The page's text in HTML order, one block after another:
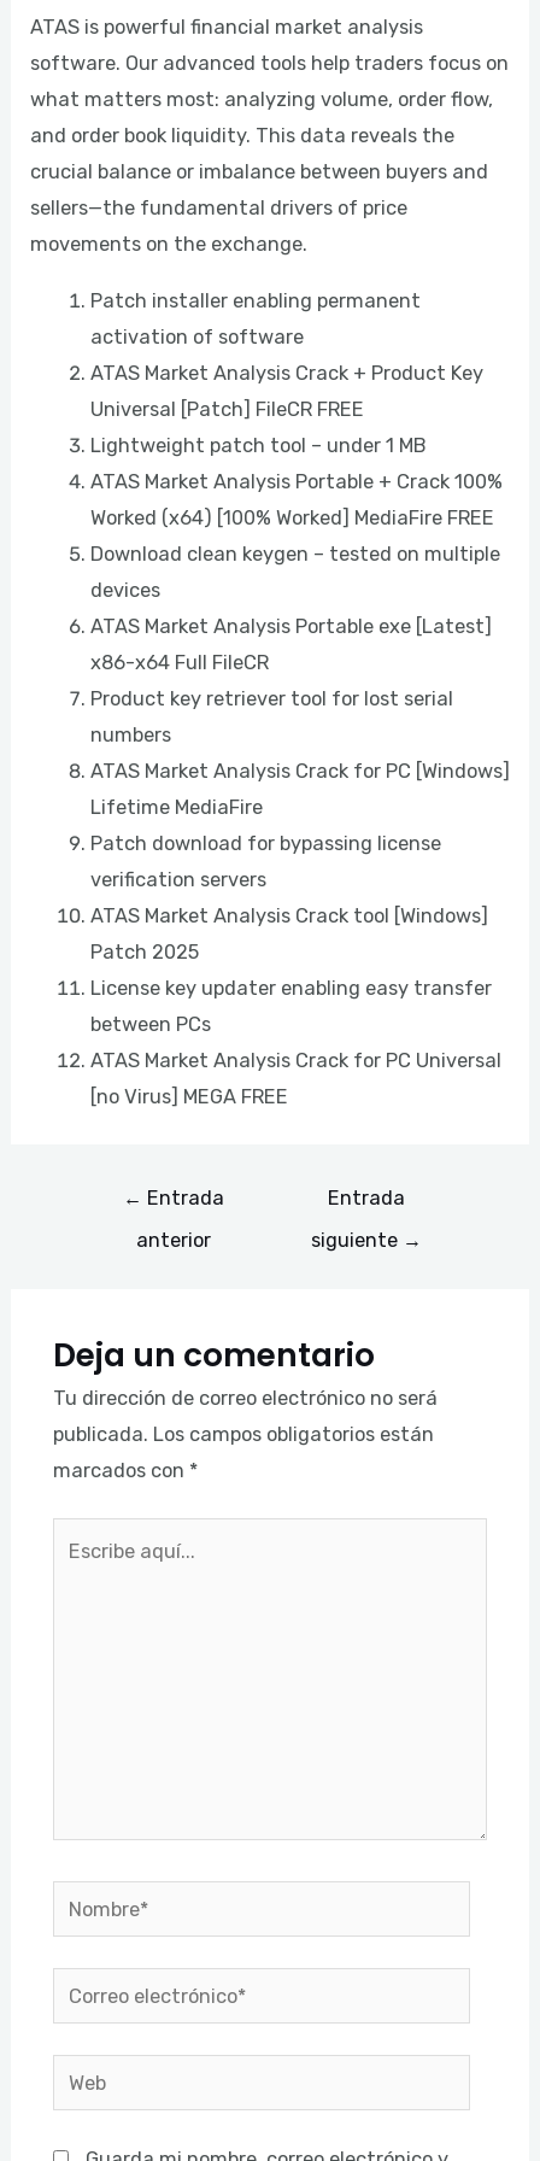
ATAS is powerful financial market analysis
software. Our advanced tools help traders focus on
what matters most: analyzing volume, order flow,
and order book liquidity. This data reveals the
crucial balance or imbalance between buyers and
sellers—the fundamental drivers of price
movements on the exchange.
Patch installer enabling permanent
activation of software
ATAS Market Analysis Crack + Product Key
Universal [Patch] FileCR FREE
Lightweight patch tool – under 1 MB
ATAS Market Analysis Portable + Crack 100%
Worked (x64) [100% Worked] MediaFire FREE
Download clean keygen – tested on multiple
devices
ATAS Market Analysis Portable exe [Latest]
x86-x64 Full FileCR
Product key retriever tool for lost serial
numbers
ATAS Market Analysis Crack for PC [Windows]
Lifetime MediaFire
Patch download for bypassing license
verification servers
ATAS Market Analysis Crack tool [Windows]
Patch 2025
License key updater enabling easy transfer
between PCs
ATAS Market Analysis Crack for PC Universal
[no Virus] MEGA FREE
← Entrada
anterior
Entrada
siguiente →
Deja un comentario
Tu dirección de correo electrónico no será
publicada. Los campos obligatorios están
marcados con *
Nombre*
Correo
electrónico*
Web